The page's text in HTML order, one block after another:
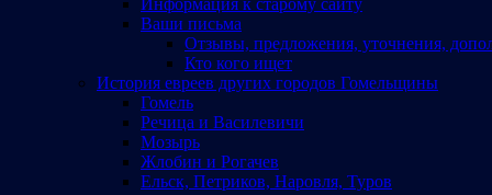
Ваши письма
Отзывы, предложения, уточнения,
Кто кого ищет
История евреев других городов Гомельщины
Гомель
Речица и Василевичи
Мозырь
Жлобин и Рогачев
Ельск, Петриков, Наровля, Туров